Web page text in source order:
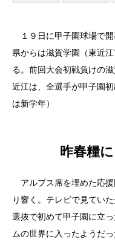
１９日に甲子園球場で開
県からは滋賀学園（東近
る。前回大会初戦負けの
近江は、全選手が甲子園
は新学年）
昨春糧
アルプス席を埋めた応
り響く。テレビで見てい
選抜で初めて甲子園に立
ムの世界に入ったようだっ